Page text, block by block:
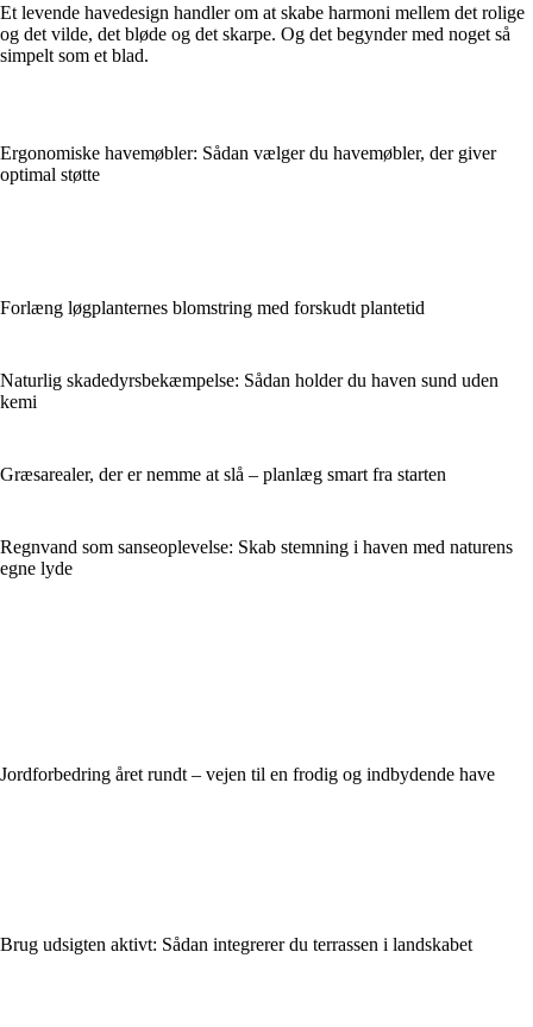
Et levende havedesign handler om at skabe harmoni mellem det rolige
og det vilde, det bløde og det skarpe. Og det begynder med noget så
simpelt som et blad.
Ergonomiske havemøbler: Sådan vælger du havemøbler, der giver
optimal støtte
Forlæng løgplanternes blomstring med forskudt plantetid
Naturlig skadedyrsbekæmpelse: Sådan holder du haven sund uden
kemi
Græsarealer, der er nemme at slå – planlæg smart fra starten
Regnvand som sanseoplevelse: Skab stemning i haven med naturens
egne lyde
Jordforbedring året rundt – vejen til en frodig og indbydende have
Brug udsigten aktivt: Sådan integrerer du terrassen i landskabet